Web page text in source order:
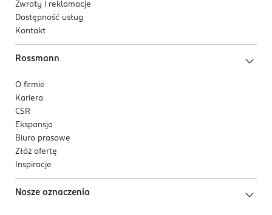
Zwroty i reklamacje
Dostępność usług
Kontakt
Rossmann
O firmie
Kariera
CSR
Ekspansja
Biuro prasowe
Złóż ofertę
Inspiracje
Nasze oznaczenia